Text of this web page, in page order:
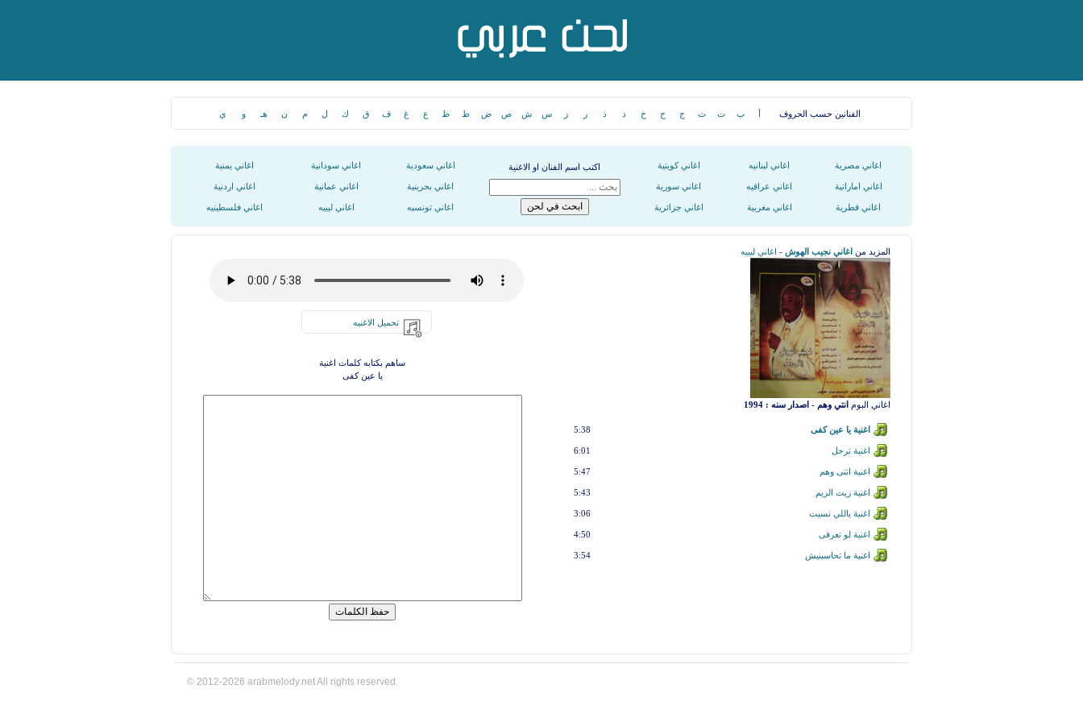
الفنانين حسب الحروف أ ب ت ث ج ح خ د ذ ر ز س ش ص ض ط ظ ع غ ف ق ك ل م ن هـ و ي
اغاني مصرية اغاني لبنانيه اغاني كويتية اكتب اسم الفنان او الاغنية اغاني سعودية اغاني سودانية اغاني يمنية
اغاني اماراتية اغاني عراقيه اغاني سورية اغاني بحرينية اغاني عمانية اغاني اردنية
اغاني قطرية اغاني مغربية اغاني جزائرية اغاني تونسيه اغاني ليبيه اغاني فلسطينيه
المزيد من اغاني نجيب الهوش - اغاني ليبيه
اغاني البوم انتي وهم - اصدار سنه : 1994
اغنية يا عين كفى 5:38
اغنية ترحل 6:01
اغنية انتى وهم 5:47
اغنية ريت الريم 5:43
اغنية ياللي نسيت 3:06
اغنية لو تعرفى 4:50
اغنية ما تحاسبنيش 3:54
تحميل الاغنيه
ساهم بكتابه كلمات اغنية
يا عين كفى
© 2012-2026 arabmelody.net All rights reserved.